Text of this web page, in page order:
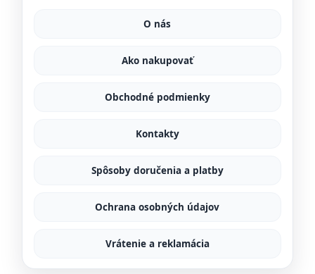
O nás
Ako nakupovať
Obchodné podmienky
Kontakty
Spôsoby doručenia a platby
Ochrana osobných údajov
Vrátenie a reklamácia